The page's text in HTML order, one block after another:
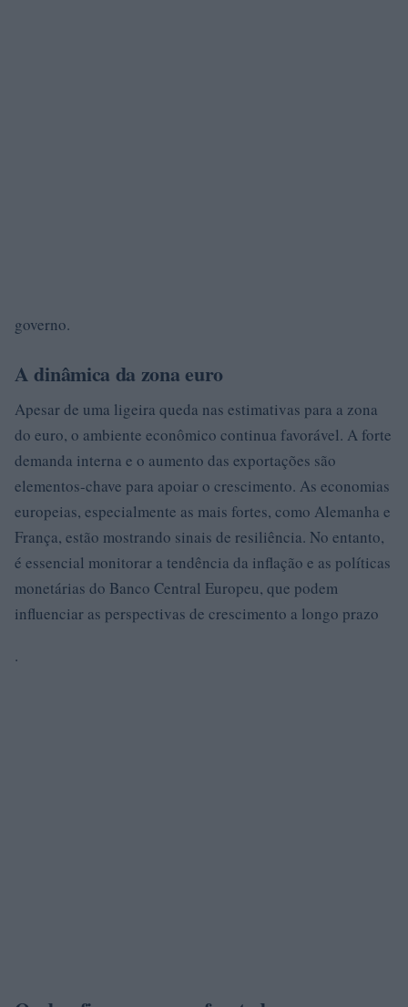
governo.
A dinâmica da zona euro
Apesar de uma ligeira queda nas estimativas para a zona
do euro, o ambiente econômico continua favorável. A forte
demanda interna e o aumento das exportações são
elementos-chave para apoiar o crescimento. As economias
europeias, especialmente as mais fortes, como Alemanha e
França, estão mostrando sinais de resiliência. No entanto,
é essencial monitorar a tendência da inflação e as políticas
monetárias do Banco Central Europeu, que podem
influenciar as perspectivas de crescimento a longo prazo
.